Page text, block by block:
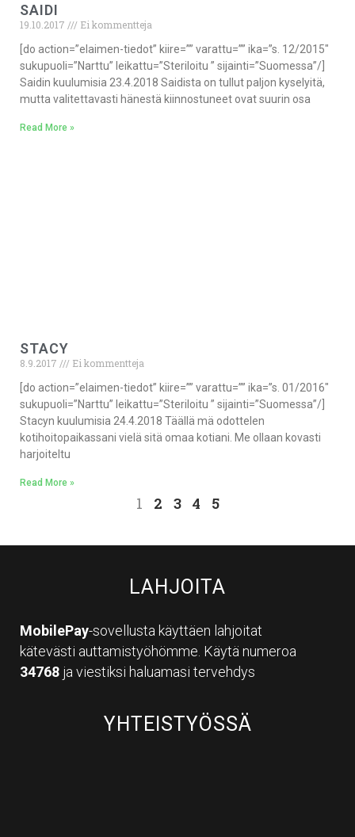
SAIDI
19.10.2017
Ei kommentteja
[do action=”elaimen-tiedot” kiire=”” varattu=”” ika=”s. 12/2015″
sukupuoli=”Narttu” leikattu=”Steriloitu ” sijainti=”Suomessa”/]
Saidin kuulumisia 23.4.2018 Saidista on tullut paljon kyselyitä,
mutta valitettavasti hänestä kiinnostuneet ovat suurin osa
Read More »
STACY
8.9.2017
Ei kommentteja
[do action=”elaimen-tiedot” kiire=”” varattu=”” ika=”s. 01/2016″
sukupuoli=”Narttu” leikattu=”Steriloitu ” sijainti=”Suomessa”/]
Stacyn kuulumisia 24.4.2018 Täällä mä odottelen
kotihoitopaikassani vielä sitä omaa kotiani. Me ollaan kovasti
harjoiteltu
Read More »
1 2 3 4 5
LAHJOITA
MobilePay-sovellusta käyttäen lahjoitat
kätevästi auttamistyöhömme. Käytä numeroa
34768 ja viestiksi haluamasi tervehdys
YHTEISTYÖSSÄ